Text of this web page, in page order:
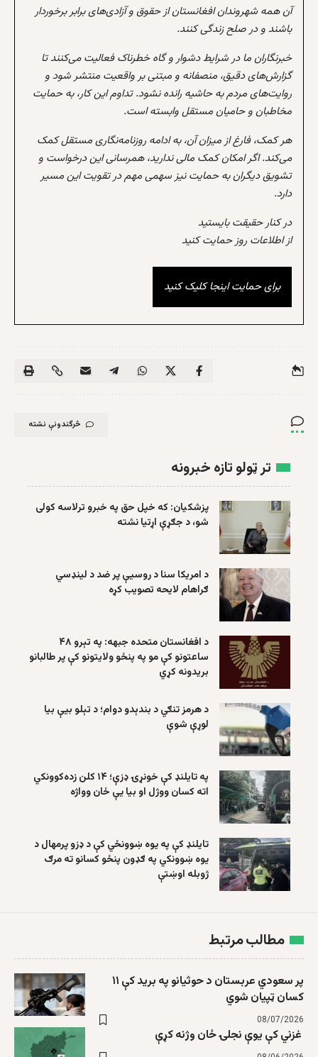
آن همه شهروندان افغانستان از حقوق و آزادی‌های برابر برخوردار
باشند و در صلح زندگی کنند.
خبرنگاران ما در شرایط دشوار و گاه خطرناک فعالیت می‌کنند تا
گزارش‌های دقیق، منصفانه و مبتنی بر واقعیت منتشر شود و
روایت‌های مردم به حاشیه رانده نشود. تداوم این کار، به حمایت
مخاطبان و حامیان مستقل وابسته است.
هر کمک، فارغ از میزان آن، به ادامه روزنامه‌نگاری مستقل کمک
می‌کند. اگر امکان کمک مالی ندارید، همرسانی این درخواست و
تشویق دیگران به حمایت نیز سهمی مهم در تقویت این مسیر
دارد.
در کنار حقیقت بایستید
از اطلاعات روز حمایت کنید
برای حمایت اینجا کلیک کنید
څرگندونې نشته
تر ټولو تازه خبرونه
پزشکیان: که خپل حق په خبرو ترلاسه کولی
شو، د جګړې اړتیا نشته
د امریکا سنا د روسیې پر ضد د لینډسي
ګراهام لایحه تصویب کړه
د افغانستان متحده جبهه: په تېرو ۴۸
ساعتونو کې مو په پنځو ولایتونو کې پر طالبانو
بریدونه کړي
د هرمز تنګي د بندېدو دوام؛ د تېلو بیې بیا
لوړې شوې
په تایلنډ کې خونړۍ ډزې؛ ۱۴ کلن زده‌کوونکي
اته کسان ووژل او بیا یې ځان وواژه
تایلنډ کې په یوه ښوونځي کې د ډزو پرمهال د
یوه ښوونکي په ګډون پنځو کسانو ته مرګ
ژوبله اوښتې
مطالب مرتبط
پر سعودي عربستان د حوثیانو په برید کې ۱۱
کسان ټپیان شوي
08/07/2026
غزني کې یوې نجلۍ ځان وژنه کړې